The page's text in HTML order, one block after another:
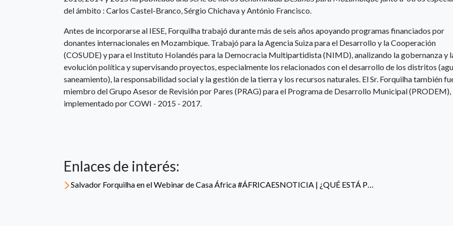
del ámbito : Carlos Castel-Branco, Sérgio Chichava y António Francisco.
Antes de incorporarse al IESE, Forquilha trabajó durante más de seis años apoyando programas financiados por
donantes internacionales en Mozambique. Trabajó para la Agencia Suiza para el Desarrollo y la Cooperación
(COSUDE) y para el Instituto Holandés para la Democracia Multipartidista (NIMD), analizando la gobernanza y
evolución política y supervisando proyectos, especialmente los relacionados con el desarrollo de los distritos
saneamiento), la responsabilidad social y la gestión de la tierra y los recursos naturales. El Sr. Forquilha también
miembro del Grupo Asesor de Revisión por Pares (PRAG) para el Programa de Desarrollo Municipal (PRODEM),
implementado por COWI - 2015 - 2017.
Enlaces de interés:
Salvador Forquilha en el Webinar de Casa África #ÁFRICAESNOTICIA​ | ¿QUÉ ESTÁ P…